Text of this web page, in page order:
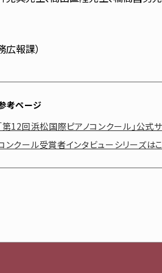
広報課）
考ページ
第12回浜松国際ピアノコンクール」公式
ンクール受賞者インタビューシリーズは